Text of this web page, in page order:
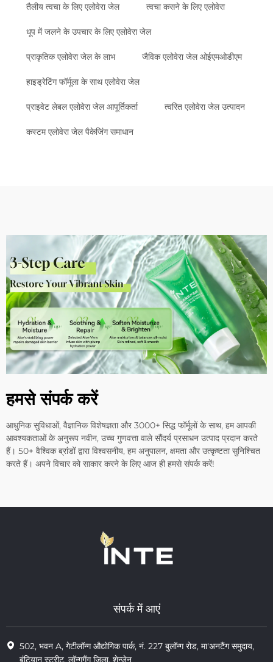
तैलीय त्वचा के लिए एलोवेरा जेल त्वचा कसने के लिए एलोवेरा
धूप में जलने के उपचार के लिए एलोवेरा जेल
प्राकृतिक एलोवेरा जेल के लाभ जैविक एलोवेरा जेल ओईएमओडीएम
हाइड्रेटिंग फॉर्मूला के साथ एलोवेरा जेल
प्राइवेट लेबल एलोवेरा जेल आपूर्तिकर्ता त्वरित एलोवेरा जेल उत्पादन
कस्टम एलोवेरा जेल पैकेजिंग समाधान
हमसे संपर्क करें
आधुनिक सुविधाओं, वैज्ञानिक विशेषज्ञता और 3000+ सिद्ध फॉर्मूलों के साथ, हम आपकी
आवश्यकताओं के अनुरूप नवीन, उच्च गुणवत्ता वाले सौंदर्य प्रसाधन उत्पाद प्रदान करते
हैं। 50+ वैश्विक ब्रांडों द्वारा विश्वसनीय, हम अनुपालन, क्षमता और उत्कृष्टता सुनिश्चित
करते हैं। अपने विचार को साकार करने के लिए आज ही हमसे संपर्क करें!
संपर्क में आएं
502, भवन A, गेटीलॉन्ग औद्योगिक पार्क, नं. 227 बुलॉन्ग रोड, मा'अनटैंग समुदाय,
बंटियान स्ट्रीट, लॉन्गगैंग जिला, शेन्ज़ेन